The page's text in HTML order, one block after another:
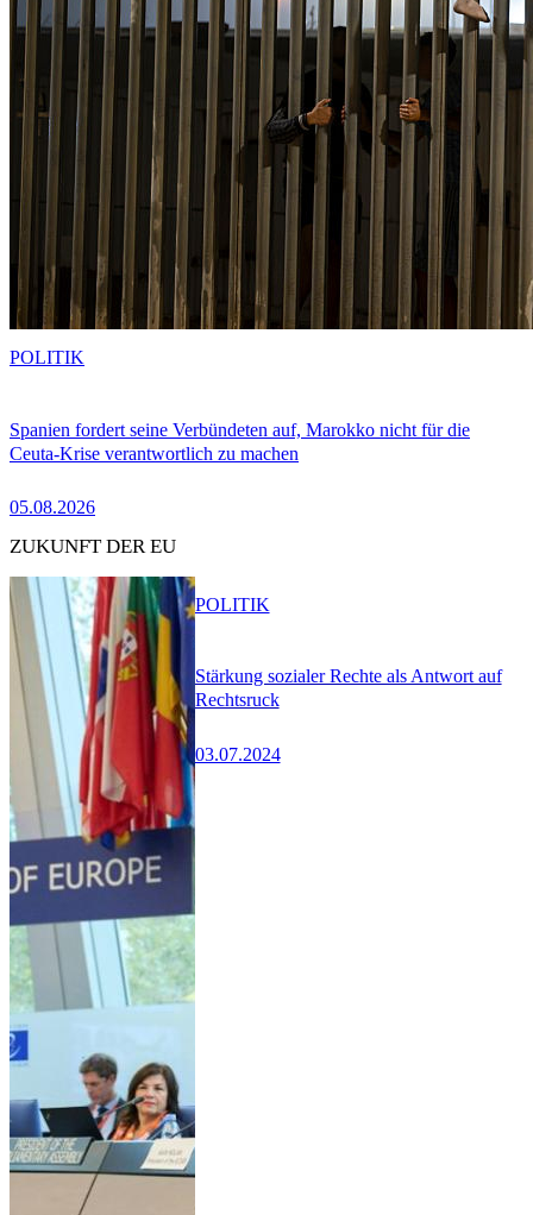
Spanien fordert seine Verbündeten auf, Marokko nicht für die
Ceuta-Krise verantwortlich zu machen
05.08.2026
POLITIK
ZUKUNFT DER EU
Stärkung sozialer Rechte als Antwort auf
Rechtsruck
03.07.2024
POLITIK